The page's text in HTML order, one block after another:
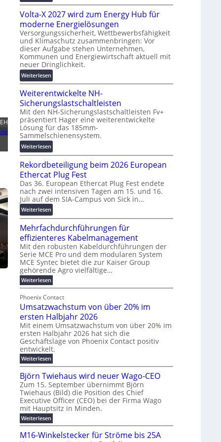
g
ö
s
u
n
g
e
n
t
z
u
n
d
d
i
g
i
t
a
l
e
T
r
a
n
s
p
a
r
e
n
z
M
a
s
c
h
i
n
e
n
b
a
u
:
F
o
r
s
c
h
u
n
g
s
f
ö
r
d
e
r
u
n
g
b
r
a
u
c
h
t
m
e
h
r
T
e
m
p
o
u
n
Volta-X 2027 wird zum Energy Hub für
moderne Energielösungen
Versorgungssicherheit, Wettbewerbsfähigkeit
und Klimaschutz zusammenbringen: Vor
dieser Aufgabe stehen Unternehmen,
Kommunen und Energiewirtschaft aktuell mit
neuer Dringlichkeit.
Weiterlesen:
V
o
l
t
a
-
X
2
0
2
7
w
i
r
d
z
u
E
n
e
r
g
y
H
u
b
f
ü
r
m
o
d
e
r
n
e
E
n
r
Weiterentwickelte NH-
Sicherungslastschaltleisten
Mit den NH-Sicherungslastschaltleisten Fv+
präsentiert Hager eine weiterentwickelte
Lösung für das 185mm-
Sammelschienensystem.
Weiterlesen:
W
e
i
t
e
r
e
n
t
w
i
c
k
e
l
t
e
N
H
-
S
i
c
h
e
r
u
n
g
s
l
a
s
Rekordbeteiligung beim 2026 European
Ethercat Plug Fest
Das 36. European Ethercat Plug Fest endete
nach zwei intensiven Tagen am 15. und 16.
Juli auf dem SIA-Campus von Sick in…
Weiterlesen:
R
e
k
o
r
d
b
e
t
e
i
l
i
g
u
n
g
b
e
i
m
2
0
2
6
E
Mehrfachdurchführungen für
effizienteres Kabelmanagement
Mit den robusten Kabeldurchführungen der
Serie MCE Pro und dem modularen System
MCE Syntec bietet die zur Kaiser Group
gehörende Agro vielfältige…
Weiterlesen:
M
h
r
f
a
c
h
d
u
r
c
h
f
ü
h
r
u
n
g
e
n
f
Phoenix Contact
Umsatzwachstum von über 20% im
ersten Halbjahr 2026
Mit einem Umsatzwachstum von über 20% im
ersten Halbjahr 2026 hat sich die
Geschäftslage von Phoenix Contact positiv
entwickelt.
Weiterlesen:
U
m
s
a
t
w
a
c
h
s
Björn Twiehaus wird neuer Wago-CEO
Zum 15. September übernimmt Björn
Twiehaus (Bild) die Position des Chief
Executive Officer (CEO) bei der Firma Wago
mit Hauptsitz in Minden.
Weiterlesen:
B
ö
M16-Winkelstecker für Ströme bis 25A